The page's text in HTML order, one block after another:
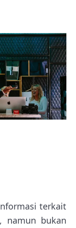
terkait
namun bukan